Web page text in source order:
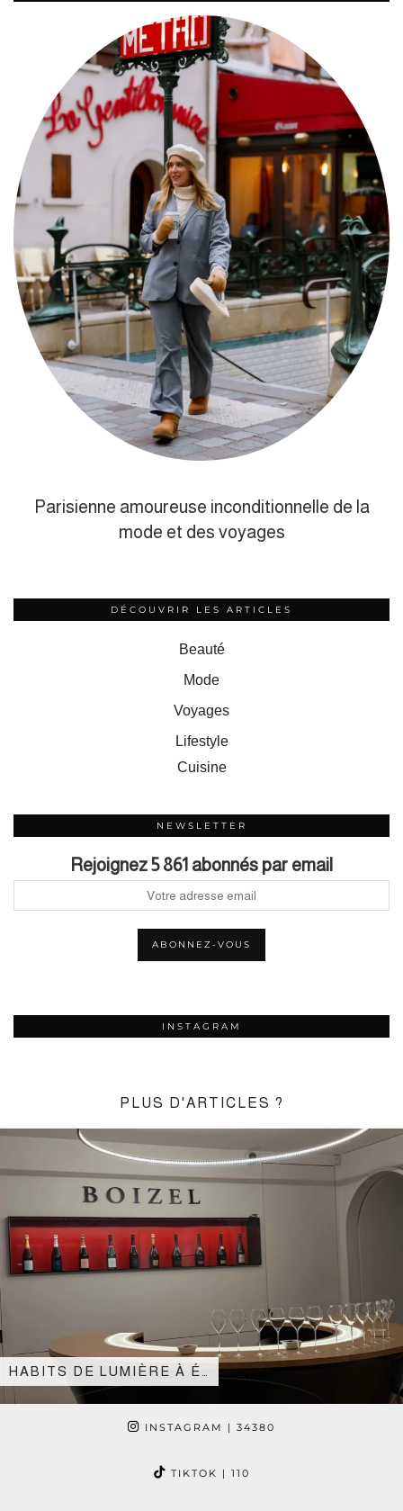
Parisienne amoureuse inconditionnelle de la
mode et des voyages
DÉCOUVRIR LES ARTICLES
Beauté
Mode
Voyages
Lifestyle
Cuisine
NEWSLETTER
Rejoignez 5 861 abonnés par email
INSTAGRAM
PLUS D'ARTICLES ?
HABITS DE LUMIÈRE À É…
INSTAGRAM | 34380
TIKTOK | 110